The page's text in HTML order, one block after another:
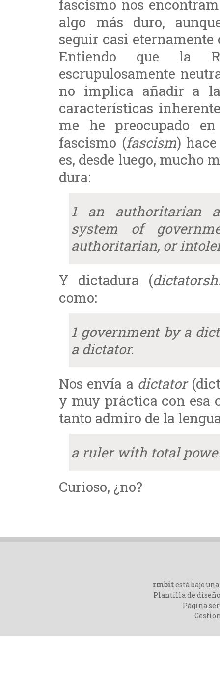
fascismo nos
algo más duro,
seguir casi eternamente
Entiendo que la
escrupulosamente
no implica añadir a
características
me he preocupado
fascismo (fascism)
es, desde luego, mucho
dura:
1 an authoritarian
system of
authoritarian, or
Y dictadura (
como:
1 government by a
a dictator.
Nos envía a dictator
y muy práctica con esa
tanto admiro de la
a ruler with total
Curioso, ¿no?
rmbitestá bajo una
Plantilla de
Página